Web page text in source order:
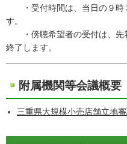
・受付時間は、当日の９時
す。
・傍聴希望者の受付は、先
終了します。
附属機関等会議概要
三重県大規模小売店舗立地